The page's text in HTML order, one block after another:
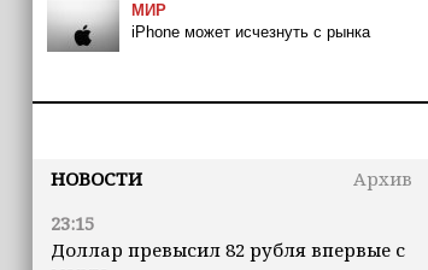
МИР
iPhone может исчезнуть с рынка
НОВОСТИ
Архив
23:15
Доллар превысил 82 рубля впервые с